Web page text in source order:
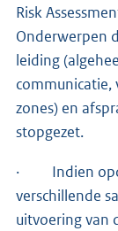
Risk
Onderwerpen
leiding
communicatie,
zones) en
stopgezet.
· Indien
verschillende
uitvoering van